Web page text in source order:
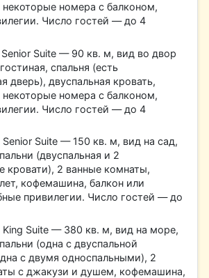
номера с балконом,
Число гостей — до 4
Suite — 90 кв. м, вид во двор
спальня (есть
дверь), двуспальная кровать,
номера с балконом,
Число гостей — до 4
Suite — 150 кв. м, вид на сад,
(двуспальная и 2
кровати), 2 ванные комнаты,
кофемашина, балкон или
привилегии. Число гостей — до
King Suite — 380 кв. м, вид на море,
(одна с двуспальной
с двумя односпальными), 2
с джакузи и душем, кофемашина,